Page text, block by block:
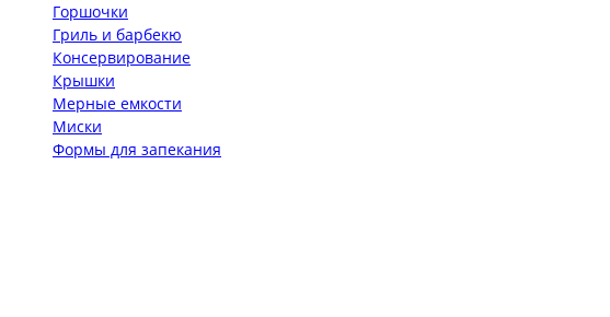
Горшочки
Гриль и барбекю
Консервирование
Крышки
Мерные емкости
Миски
Формы для запекания